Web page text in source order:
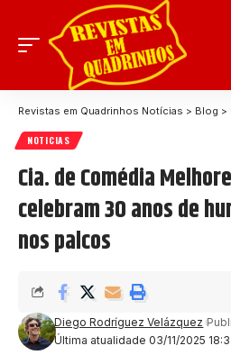
Revistas em Quadrinhos Notícias > Blog >
NOTICIAS
Cia. de Comédia
celebram 30 anos de
nos palcos
Última atualidade 03/11/2025
Diego Rodríguez Velázquez